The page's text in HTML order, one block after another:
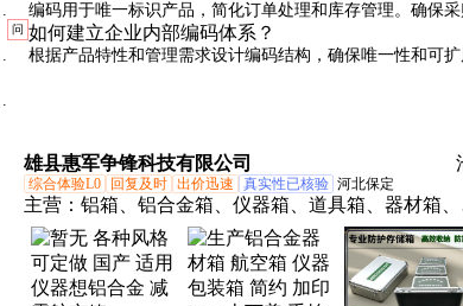
编码用于唯一标识产品，简化订单处理和库存管理。确保采
中标明编码与产品的对应关系。
问 如何建立企业内部编码体系？
根据产品特性和管理需求设计编码结构，确保唯一性和可扩
雄县惠军争锋科技有限公司
综合体验L0 回复及时 出价迅速 真实性已核验 河北保定
主营： 铝箱、铝合金箱、仪器箱、道具箱、器材箱、
件箱、收纳箱、航空箱、工具箱、电子仪表箱、实
器包装箱、消防器材箱、指挥作业箱、侦查作业箱
测仪器包装箱、仪器仪表箱、乐器包装箱、舞台道具